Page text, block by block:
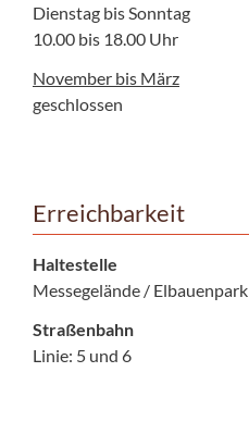
Dienstag bis Sonntag
10.00 bis 18.00 Uhr
November bis März
geschlossen
Erreichbarkeit
Haltestelle
Messegelände / Elbauenpark
Straßenbahn
Linie: 5 und 6